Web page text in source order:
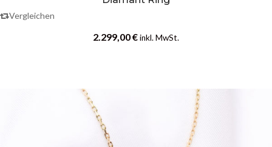
Vergleichen
2.299,00€inkl. MwSt.